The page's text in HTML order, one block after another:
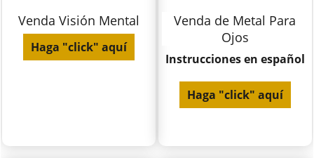
Venda Visión Mental
Haga "click" aquí
Venda de Metal Para
Ojos
Instrucciones en español
Haga "click" aquí